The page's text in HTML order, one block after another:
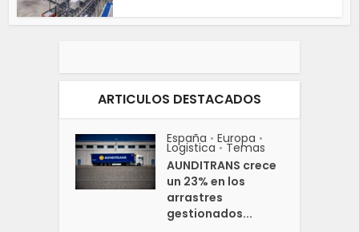
ARTICULOS DESTACADOS
España • Europa •
Logistica • Temas
AUNDITRANS crece
un 23% en los
arrastres
gestionados...